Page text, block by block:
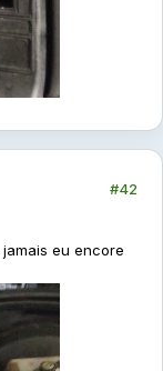
#42
eu encore